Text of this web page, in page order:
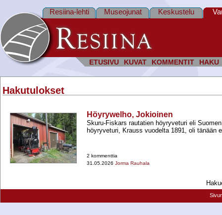
ETUSIVU KUVAT KOMMENTIT HAKU
Resiina-lehti Museojunat Keskustelu
Hakutulokset
Höyrywelho, Jokioinen
Skuru-​Fiskars rautatien höyryveturi eli
höyryveturi, Krauss vuodelta 1891, oli tänään
2 kommenttia
31.05.2026 Jorma Rauhala